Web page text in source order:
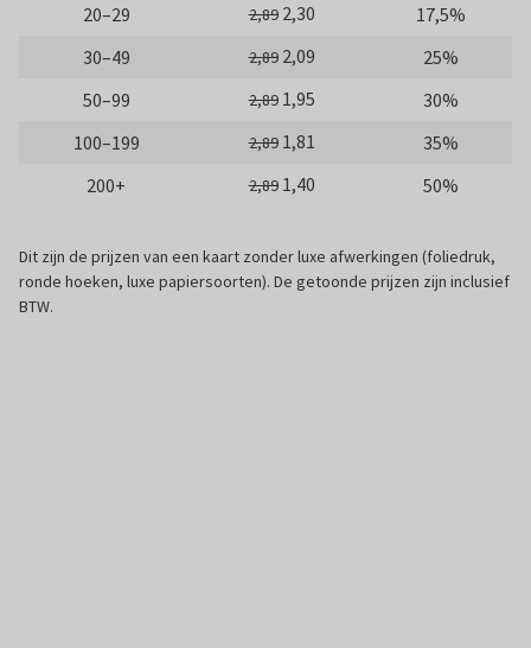
20–29
2,89 2,30
17,5%
30–49
2,89 2,09
25%
50–99
2,89 1,95
30%
100–199
2,89 1,81
35%
200+
2,89 1,40 50%
Dit zijn de prijzen van een kaart zonder luxe afwerkingen (foliedruk,
ronde hoeken, luxe papiersoorten). De getoonde prijzen zijn inclusief
BTW.